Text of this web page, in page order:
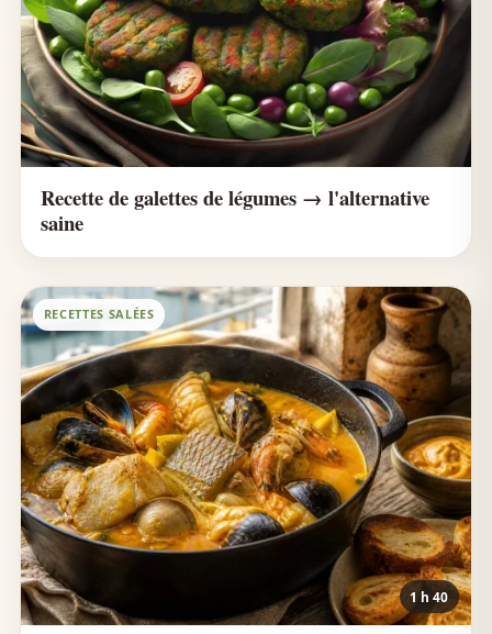
Recette de galettes de légumes → l'alternative
saine
RECETTES SALÉES
1 h 40